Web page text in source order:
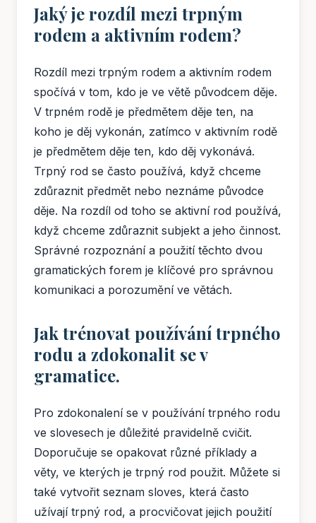
Jaký je rozdíl mezi trpným
rodem a aktivním rodem?
Rozdíl mezi trpným rodem a aktivním rodem
spočívá v tom, kdo je ve větě původcem děje.
V trpném rodě je předmětem děje ten, na
koho je děj vykonán, zatímco v aktivním rodě
je předmětem děje ten, kdo děj vykonává.
Trpný rod se často používá, když chceme
zdůraznit předmět nebo neznáme původce
děje. Na rozdíl od toho se aktivní rod používá,
když chceme zdůraznit subjekt a jeho činnost.
Správné rozpoznání a použití těchto dvou
gramatických forem je klíčové pro správnou
komunikaci a porozumění ve větách.
Jak trénovat používání trpného
rodu a zdokonalit se v
gramatice.
Pro zdokonalení se v používání trpného rodu
ve slovesech je důležité pravidelně cvičit.
Doporučuje se opakovat různé příklady a
věty, ve kterých je trpný rod použit. Můžete si
také vytvořit seznam sloves, která často
užívají trpný rod, a procvičovat jejich použití